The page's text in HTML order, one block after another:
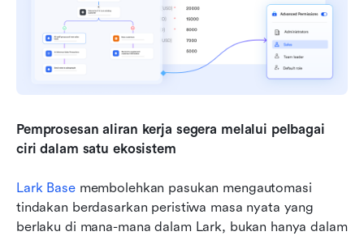
Pemprosesan aliran kerja segera melalui pelbagai
ciri dalam satu ekosistem
Lark Base membolehkan pasukan mengautomasi
tindakan berdasarkan peristiwa masa nyata yang
berlaku di mana-mana dalam Lark, bukan hanya dalam